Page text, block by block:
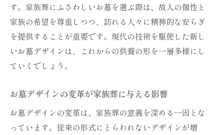
す。家族葬にふさわしいお墓を選ぶ際は、故人の個性と
家族の希望を尊重しつつ、訪れる人々に精神的な安らぎ
を提供することが重要です。現代の技術を駆使した新し
いお墓デザインは、これからの供養の形を一層多様にし
ていくでしょう。
お墓デザインの変革が家族葬に与える影響
お墓デザインの変革は、家族葬の意義を深める一因とな
っています。従来の形式にとらわれないデザインが増